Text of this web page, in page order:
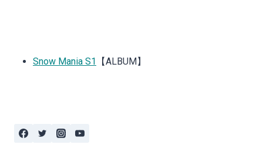
Snow Mania S1 【ALBUM】